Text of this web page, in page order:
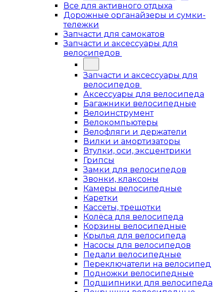
Все для активного отдыха
Дорожные органайзеры и сумки-
тележки
Запчасти для самокатов
Запчасти и аксессуары для
велосипедов
Запчасти и аксессуары для
велосипедов
Аксессуары для велосипеда
Багажники велосипедные
Велоинструмент
Велокомпьютеры
Велофляги и держатели
Вилки и амортизаторы
Втулки, оси, эксцентрики
Грипсы
Замки для велосипедов
Звонки, клаксоны
Камеры велосипедные
Каретки
Кассеты, трещотки
Колёса для велосипеда
Корзины велосипедные
Крылья для велосипеда
Насосы для велосипедов
Педали велосипедные
Переключатели на велосипед
Подножки велосипедные
Подшипники для велосипеда